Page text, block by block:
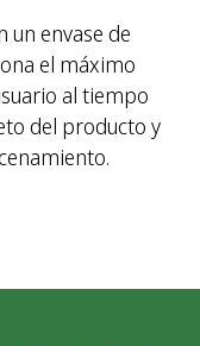
un envase de
el máximo
al tiempo
del producto y